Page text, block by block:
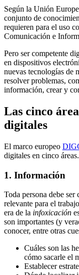
Según la Unión
conjunto de
requieren para el uso
Comunicación e
Pero ser competente
en dispositivos
nuevas tecnologías de
resolver problemas,
información, crear y
Las cinco
digitales
El marco europeo
digitales en cinco áreas.
1. Información
Toda persona debe
relevante para el
era de la infoxicación
son importantes (y
conocer, entre otras
Cuáles son las
cómo sacarle el
Establecer